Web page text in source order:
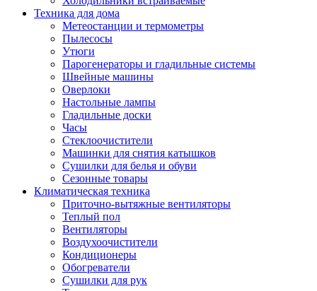
Плееры blu-ray и dvd
Проекционное оборудование
Аксессуары для проекционного
Интерактивные доски
Кронштейны для проекторов
Проекторы
Экраны
Магнитно-маркерные доски
Радиобудильники
Радиоприемники
Саундбары
Системы и компоненты hi-fi
Компоненты hi-fi
Плееры и аксессуары
Техника для дома
Метеостанции и термометры
Пылесосы
Утюги
Парогенераторы и гладильные системы
Швейные машины
Оверлоки
Настольные лампы
Гладильные доски
Часы
Стеклоочистители
Машинки для снятия катышков
Сушилки для белья и обуви
Сезонные товары
Климатическая техника
Приточно-вытяжные вентиляторы
Теплый пол
Вентиляторы
Воздухоочистители
Кондиционеры
Обогреватели
Сушилки для рук